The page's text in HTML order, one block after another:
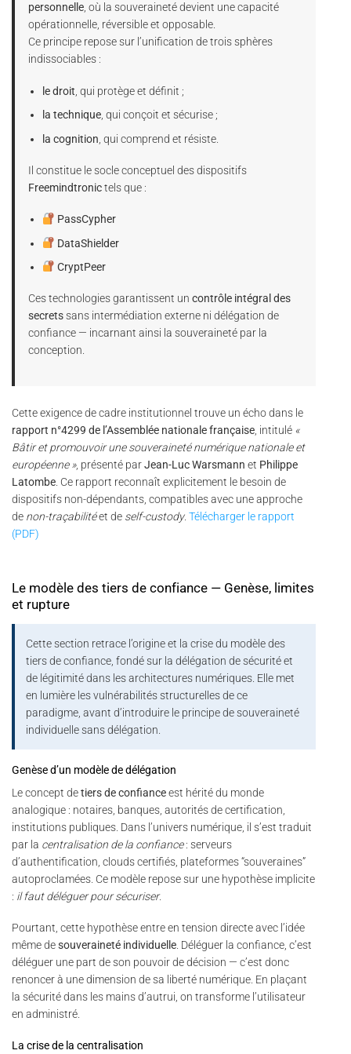
personnelle, où la souveraineté devient une capacité
opérationnelle, réversible et opposable.
Ce principe repose sur l’unification de trois sphères
indissociables :
le droit , qui protège et définit ;
la technique , qui conçoit et sécurise ;
la cognition , qui comprend et résiste.
Il constitue le socle conceptuel des dispositifs
Freemindtronictels que :
PassCypher
DataShielder
CryptPeer
Ces technologies garantissent un contrôle intégral des
secretssans intermédiation externe ni délégation de
confiance — incarnant ainsi la souveraineté par la
conception.
Cette exigence de cadre institutionnel trouve un écho dans le
rapport n°4299 de l’Assemblée nationale française , intitulé «
Bâtir et promouvoir une souveraineté numérique nationale et
européenne », présenté parJean-Luc Warsmann et Philippe
Latombe . Ce rapport reconnaît explicitement le besoin de
dispositifs non-dépendants, compatibles avec une approche
de non-traçabilitéet de self-custody. Télécharger le rapport
(PDF)
Le modèle des tiers de confiance — Genèse, limites
et rupture
Cette section retrace l’origine et la crise du modèle des
tiers de confiance, fondé sur la délégation de sécurité et
de légitimité dans les architectures numériques. Elle met
en lumière les vulnérabilités structurelles de ce
paradigme, avant d’introduire le principe de souveraineté
individuelle sans délégation.
Genèse d’un modèle de délégation
Le concept detiers de confianceest hérité du monde
analogique : notaires, banques, autorités de certification,
institutions publiques. Dans l’univers numérique, il s’est traduit
par la centralisation de la confiance: serveurs
d’authentification, clouds certifiés, plateformes “souveraines”
autoproclamées. Ce modèle repose sur une hypothèse implicite
: il faut déléguer pour sécuriser.
Pourtant, cette hypothèse entre en tension directe avec l’idée
même desouveraineté individuelle . Déléguer la confiance, c’est
déléguer une part de son pouvoir de décision — c’est donc
renoncer à une dimension de sa liberté numérique. En plaçant
la sécurité dans les mains d’autrui, on transforme l’utilisateur
en administré.
La crise de la centralisation